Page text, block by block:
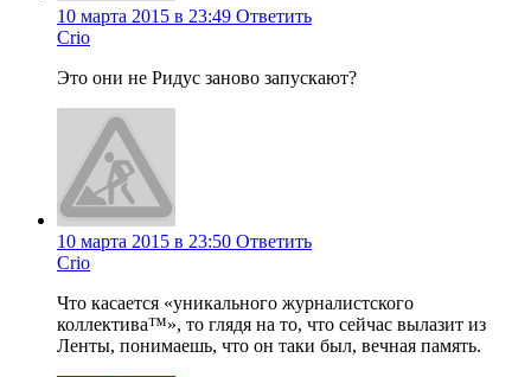
10 марта 2015 в 23:49 Ответить
Crio
Это они не Ридус заново запускают?
10 марта 2015 в 23:50 Ответить
Crio
Что касается «уникального журналистского
коллектива™», то глядя на то, что сейчас вылазит из
Ленты, понимаешь, что он таки был, вечная память.